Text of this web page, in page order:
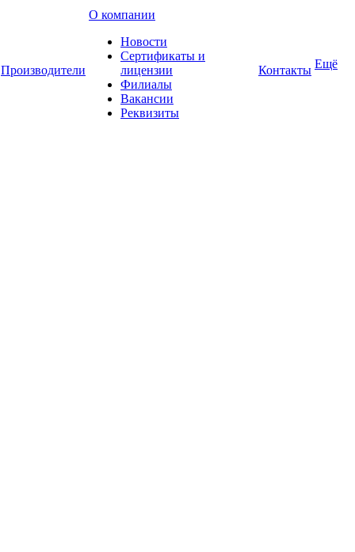
Производители
О компании
Новости
Сертификаты и
лицензии
Филиалы
Вакансии
Реквизиты
Контакты Ещё